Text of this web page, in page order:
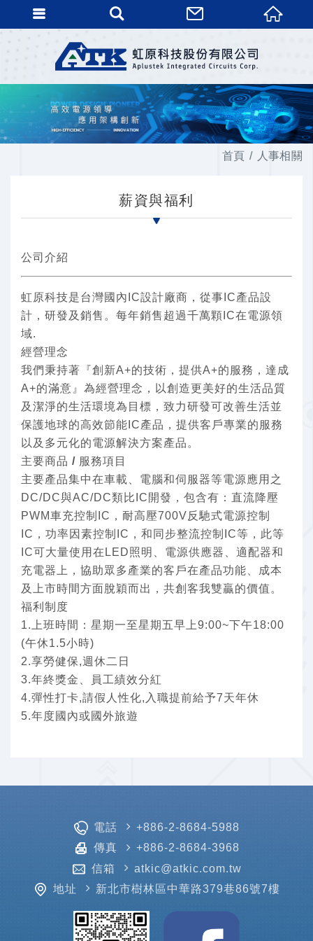
首頁 人事相關
薪資與福利
公司介紹
虹原科技是台灣國內IC設計廠商，從事IC產品設
計，研發及銷售。每年銷售超過千萬顆IC在電源領
域.
經營理念
我們秉持著『創新A+的技術，提供A+的服務，達成
A+的滿意』為經營理念，以創造更美好的生活品質
及潔淨的生活環境為目標，致力研發可改善生活並
保護地球的高效節能IC產品，提供客戶專業的服務
以及多元化的電源解決方案產品。
主要商品 / 服務項目
主要產品集中在車載、電腦和伺服器等電源應用之
DC/DC與AC/DC類比IC開發，包含有：直流降壓
PWM車充控制IC，耐高壓700V反馳式電源控制
IC，功率因素控制IC，和同步整流控制IC等，此等
IC可大量使用在LED照明、電源供應器、適配器和
充電器上，協助眾多產業的客戶在產品功能、成本
及上市時間方面脫穎而出，共創客我雙贏的價值。
福利制度
1.上班時間：星期一至星期五早上9:00~下午18:00
(午休1.5小時)
2.享勞健保,週休二日
3.年終獎金、員工績效分紅
4.彈性打卡,請假人性化,入職提前給予7天年休
5.年度國內或國外旅遊
電話
+886-2-8684-5988
傳真
+886-2-8684-3968
信箱
atkic@atkic.com.tw
地址
新北市樹林區中華路379巷86號7樓